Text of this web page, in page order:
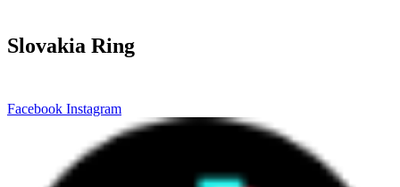
Slovakia Ring
Facebook Instagram